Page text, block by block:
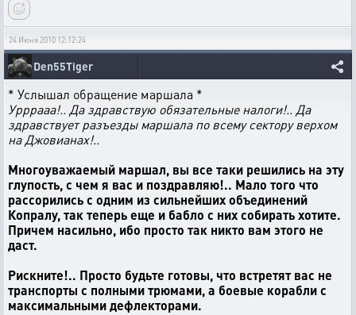
24 Июня 2010 12:12:24
Den55Tiger
* Услышал обращение маршала *
Урррааа!.. Да здравствую обязательные налоги!.. Да
здравствует разъезды маршала по всему сектору верхом
на Джовианах!..
Многоуважаемый маршал, вы все таки решились на эту
глупость, с чем я вас и поздравляю!.. Мало того что
рассорились с одним из сильнейших объединений
Копралу, так теперь еще и бабло с них собирать хотите.
Причем насильно, ибо просто так никто вам этого не
даст.
Рискните!.. Просто будьте готовы, что встретят вас не
транспорты с полными трюмами, а боевые корабли с
максимальными дефлекторами.